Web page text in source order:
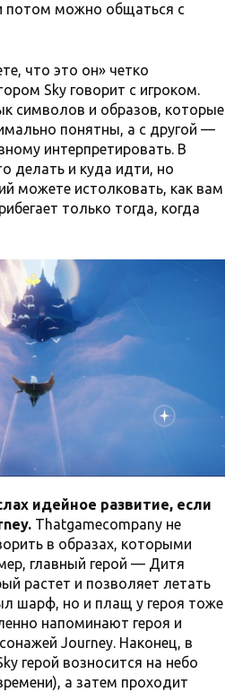
потом можно общаться с
что это он» четко
Sky говорит с игроком.
символов и образов, которые
понятны, а с другой —
интерпретировать. В
делать и куда идти, но
можете истолковать, как вам
только тогда, когда
идейное развитие, если
Thatgamecompany не
в образах, которыми
главный герой — Дитя
растет и позволяет летать
шарф, но и плащ у героя тоже
напоминают героя и
Journey. Наконец, в
герой возносится на небо
а затем проходит